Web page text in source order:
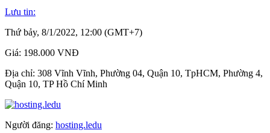
Lưu tin:
Thứ bảy, 8/1/2022, 12:00 (GMT+7)
Giá: 198.000 VNĐ
Địa chỉ: 308 Vĩnh Vĩnh, Phường 04, Quận 10, TpHCM, Phường 4,
Quận 10, TP Hồ Chí Minh
Người đăng: hosting.ledu